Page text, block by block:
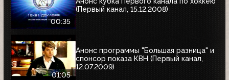
00:35
(Первый канал, 15.12.2008)
01:05
Анонс программы "Большая разница" и
спонсор показа КВН (Первый канал,
12.07.2009)